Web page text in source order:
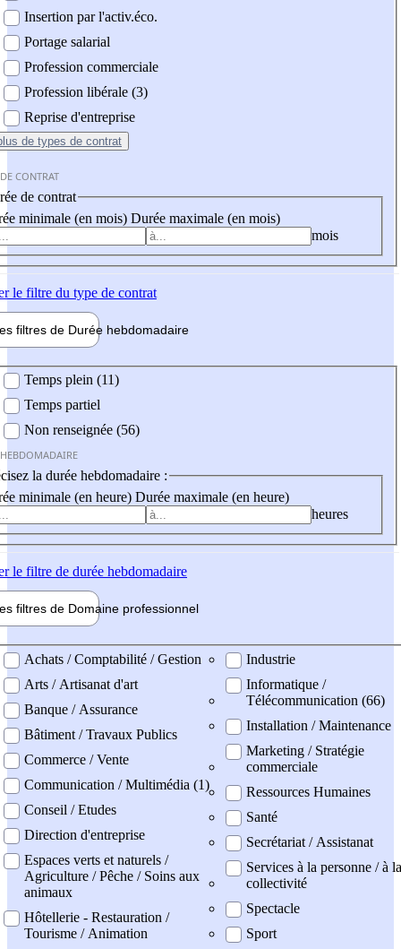
Insertion par l'activ.éco.
Portage salarial
Profession commerciale
Profession libérale (3)
Reprise d'entreprise
de types de contrat
CONTRAT
de contrat
minimale (en mois) Durée maximale (en mois)
mois
le filtre du type de contrat
filtres de Durée hebdomadaire
Temps plein (11)
Temps partiel
Non renseignée (56)
la durée hebdomadaire :
minimale (en heure) Durée maximale (en heure)
heures
le filtre de durée hebdomadaire
filtres de Domaine professionnel
professionel
Achats / Comptabilité / Gestion
Arts / Artisanat d'art
Banque / Assurance
Bâtiment / Travaux Publics
Commerce / Vente
Communication / Multimédia (1)
Conseil / Etudes
Direction d'entreprise
Espaces verts et naturels /
Agriculture / Pêche / Soins aux
animaux
Hôtellerie - Restauration /
Tourisme / Animation
Industrie
Informatique /
Télécommunication (66)
Installation / Maintenance
Marketing / Stratégie
commerciale
Ressources Humaines
Santé
Secrétariat / Assistanat
Services à la personne / à la
collectivité
Spectacle
Sport